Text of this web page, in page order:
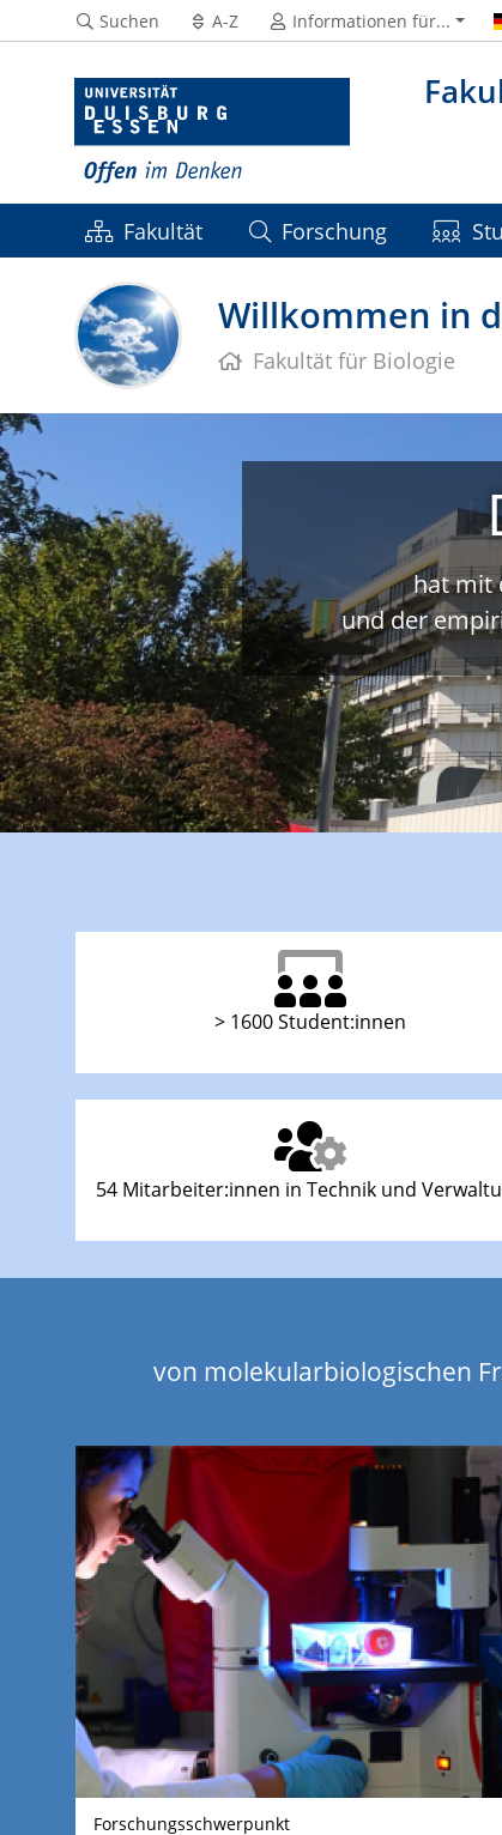
Suchen A-Z Informationen für...
Fakultät Forschung
Willkommen in
Fakultät für Biologie
hat mit
und der
> 1600 Student:innen
54 Mitarbeiter:innen in Technik und
von molekularbiologischen
Forschungsschwerpunkt